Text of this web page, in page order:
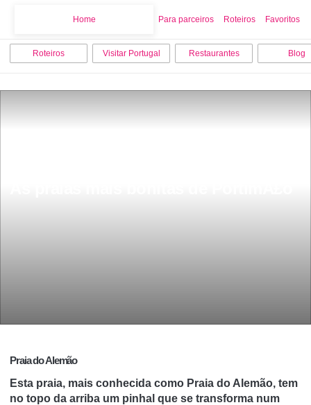
Home Para parceiros Roteiros Favoritos
Roteiros Visitar Portugal Restaurantes Blog
Praia do Alemão
Esta praia, mais conhecida como Praia do Alemão, tem
no topo da arriba um pinhal que se transforma num